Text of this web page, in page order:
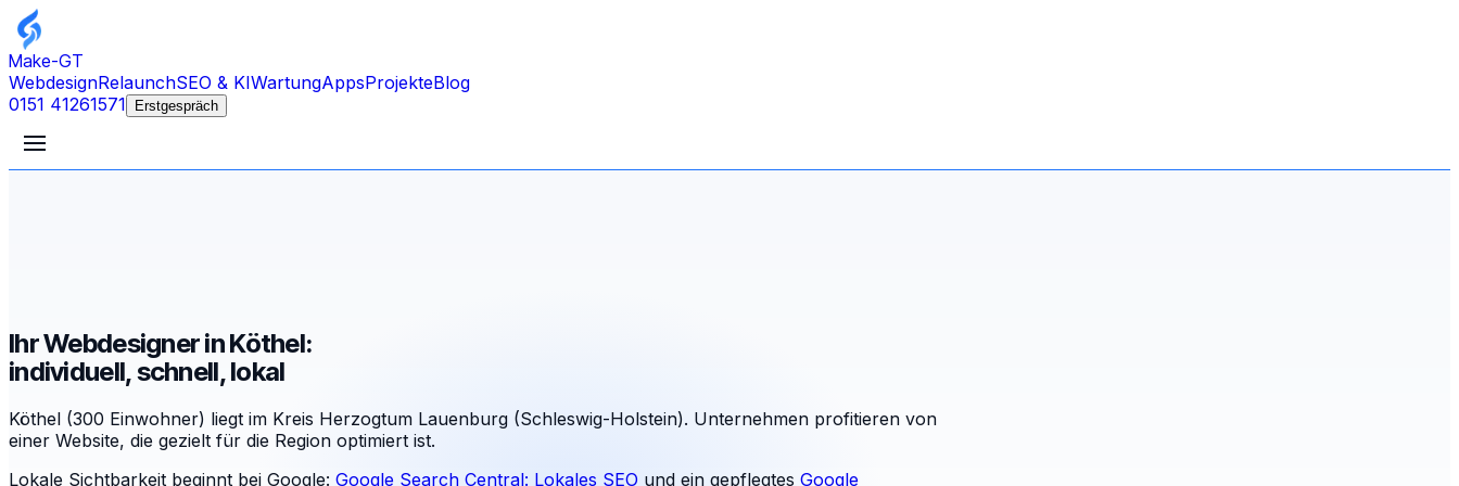
Make-GT
WebdesignRelaunchSEO & KIWartungAppsProjekteBlog
0151 41261571
Erstgespräch
Ihr Webdesigner in Köthel:
individuell, schnell, lokal
Köthel (300 Einwohner) liegt im Kreis Herzogtum Lauenburg (Schleswig-Holstein). Unternehmen profitieren von
einer Website, die gezielt für die Region optimiert ist.
Lokale Sichtbarkeit beginnt bei Google: Google Search Central: Lokales SEO und ein gepflegtes Google